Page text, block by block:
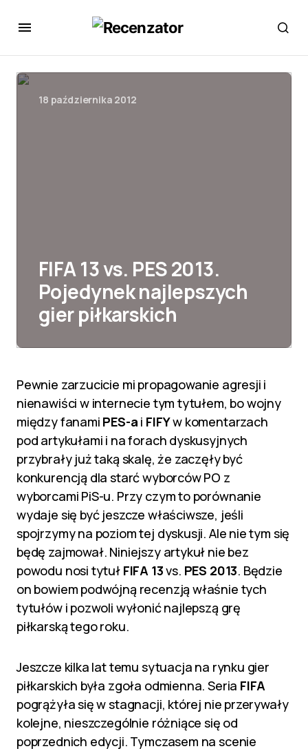
18 października 2012
FIFA 13 vs. PES 2013.
Pojedynek najlepszych
gier piłkarskich
Pewnie zarzucicie mi propagowanie agresji i
nienawiści w internecie tym tytułem, bo wojny
między fanami PES-a i FIFYw komentarzach
pod artykułami i na forach dyskusyjnych
przybrały już taką skalę, że zaczęły być
konkurencją dla starć wyborców PO z
wyborcami PiS-u. Przy czym to porównanie
wydaje się być jeszcze właściwsze, jeśli
spojrzymy na poziom tej dyskusji. Ale nie tym się
będę zajmował. Niniejszy artykuł nie bez
powodu nosi tytuł FIFA 13vs. PES 2013. Będzie
on bowiem podwójną recenzją właśnie tych
tytułów i pozwoli wyłonić najlepszą grę
piłkarską tego roku.
Jeszcze kilka lat temu sytuacja na rynku gier
piłkarskich była zgoła odmienna. Seria FIFA
pogrążyła się w stagnacji, której nie przerywały
kolejne, nieszczególnie różniące się od
poprzednich edycji. Tymczasem na scenie